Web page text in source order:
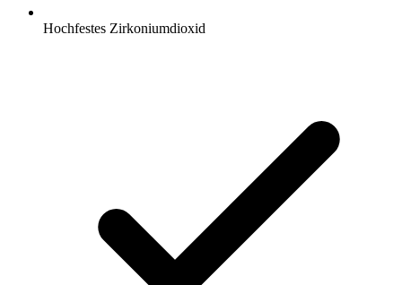
Hochfestes Zirkoniumdioxid